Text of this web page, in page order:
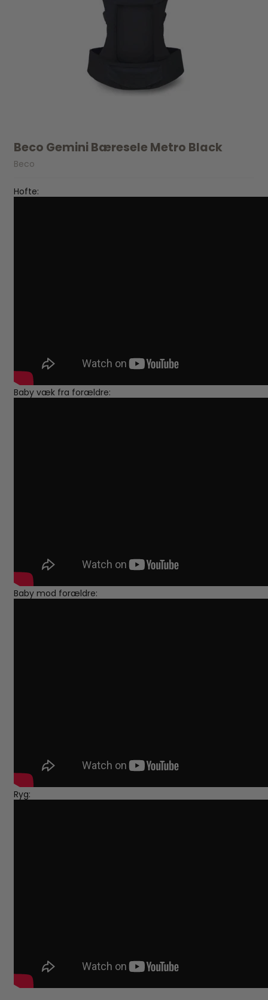
Beco Gemini Bæresele Metro Black
Beco
Hofte:
Baby væk fra forældre:
Baby mod forældre:
Ryg: